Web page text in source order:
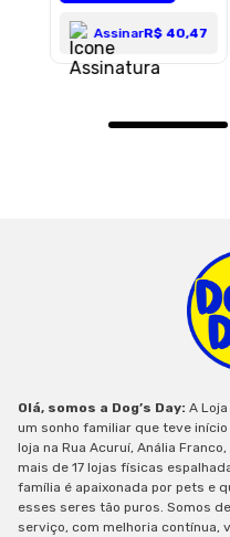
AssinarR$ 40,47
Olá, somos a Dog’s Day: A
um sonho familiar que teve
loja na Rua Acuruí, Anália
mais de 17 lojas físicas
família é apaixonada por pets e
esses seres tão puros. Somos
serviço, com melhoria contínua,